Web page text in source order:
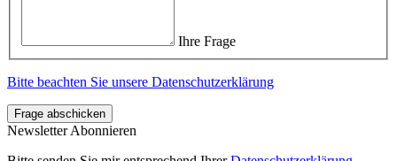
Ihre Frage
Bitte beachten Sie unsere Datenschutzerklärung
Frage abschicken
Newsletter Abonnieren